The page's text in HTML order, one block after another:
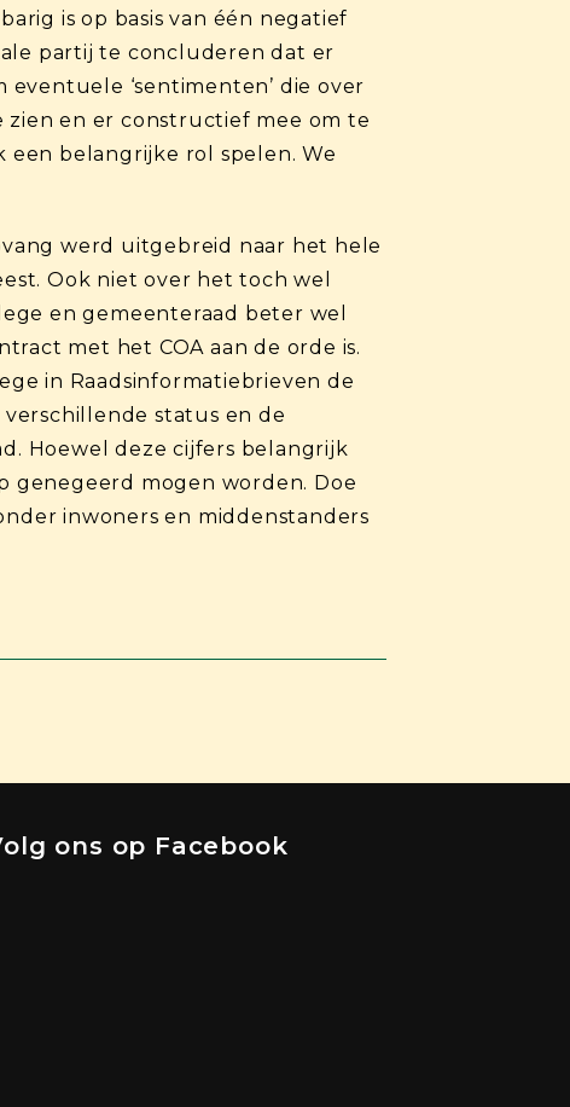
is op basis van één negatief
partij te concluderen dat er
eventuele ‘sentimenten’ die over
en er constructief mee om te
een belangrijke rol spelen. We
werd uitgebreid naar het hele
Ook niet over het toch wel
en gemeenteraad beter wel
met het COA aan de orde is.
in Raadsinformatiebrieven de
status en de
Hoewel deze cijfers belangrijk
genegeerd mogen worden. Doe
inwoners en middenstanders
ons op Facebook